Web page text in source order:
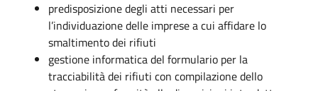
predisposizione degli atti necessari per
l’individuazione delle imprese a cui affidare lo
smaltimento dei rifiuti
gestione informatica del formulario per la
tracciabilità dei rifiuti con compilazione dello